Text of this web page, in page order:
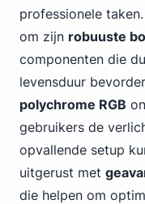
professionele
om zijn robuuste
componenten die
levensduur
polychrome RGB
gebruikers de
opvallende setup
uitgerust met
die helpen om